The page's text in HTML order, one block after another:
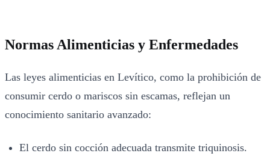
Normas Alimenticias y Enfermedades
Las leyes alimenticias en Levítico, como la prohibición de
consumir cerdo o mariscos sin escamas, reflejan un
conocimiento sanitario avanzado:
El cerdo sin cocción adecuada transmite triquinosis.